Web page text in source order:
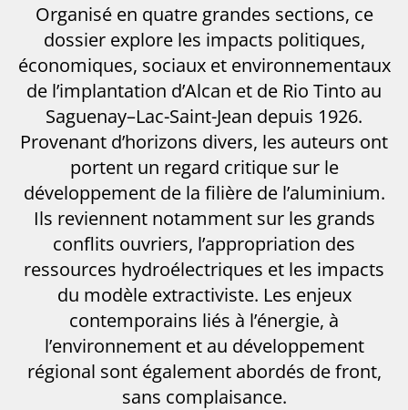
Organisé en quatre grandes sections, ce
dossier explore les impacts politiques,
économiques, sociaux et environnementaux
de l’implantation d’Alcan et de Rio Tinto au
Saguenay–Lac-Saint-Jean depuis 1926.
Provenant d’horizons divers, les auteurs ont
portent un regard critique sur le
développement de la filière de l’aluminium.
Ils reviennent notamment sur les grands
conflits ouvriers, l’appropriation des
ressources hydroélectriques et les impacts
du modèle extractiviste. Les enjeux
contemporains liés à l’énergie, à
l’environnement et au développement
régional sont également abordés de front,
sans complaisance.